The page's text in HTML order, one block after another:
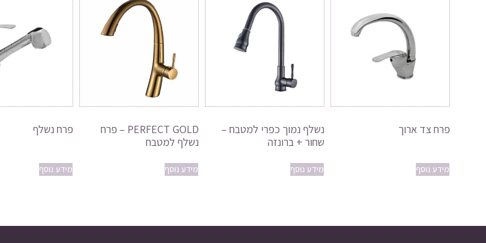
פרח צד ארוך
מידע נוסף
נשלף נמוך כפרי למטבח –
שחור + ברונזה
מידע נוסף
PERFECT GOLD – פרח
נשלף למטבח
מידע נוסף
פרח נשלף
מידע נוסף